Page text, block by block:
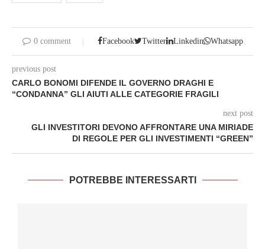
0 comment Facebook Twitter Linkedin Whatsapp
previous post
CARLO BONOMI DIFENDE IL GOVERNO DRAGHI E
“CONDANNA” GLI AIUTI ALLE CATEGORIE FRAGILI
next post
GLI INVESTITORI DEVONO AFFRONTARE UNA MIRIADE
DI REGOLE PER GLI INVESTIMENTI “GREEN”
POTREBBE INTERESSARTI